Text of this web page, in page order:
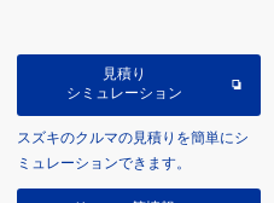
見積り
シミュレーション
スズキのクルマの見積りを簡単にシ
ミュレーションできます。